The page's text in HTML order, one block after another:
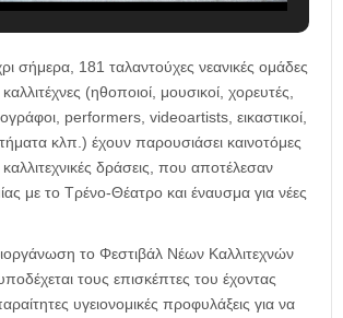
σήμερα, 181 ταλαντούχες νεανικές ομάδες
(ηθοποιοί, μουσικοί, χορευτές,
performers, videoartists, εικαστικοί,
κλπ.) έχουν παρουσιάσει καινοτόμες
δράσεις, που αποτέλεσαν
με το Τρένο-Θέατρο και έναυσμα για νέες
το Φεστιβάλ Νέων Καλλιτεχνών
τους επισκέπτες του έχοντας
υγειονομικές προφυλάξεις για να